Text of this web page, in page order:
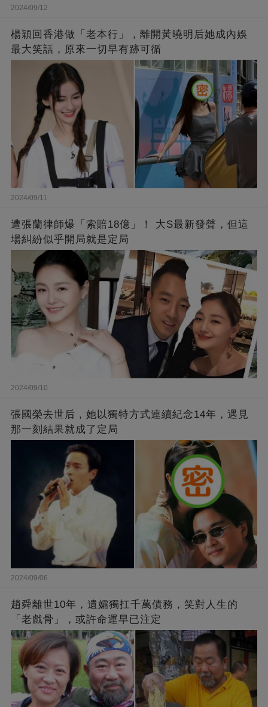
2024/09/12
楊穎回香港做「老本行」，離開黃曉明后她成內娛
最大笑話，原來一切早有跡可循
2024/09/11
遭張蘭律師爆「索賠18億」！ 大S最新發聲，但這
場糾紛似乎開局就是定局
2024/09/10
張國榮去世后，她以獨特方式連續紀念14年，遇見
那一刻結果就成了定局
2024/09/06
趙舜離世10年，遺孀獨扛千萬債務，笑對人生的
「老戲骨」，或許命運早已注定